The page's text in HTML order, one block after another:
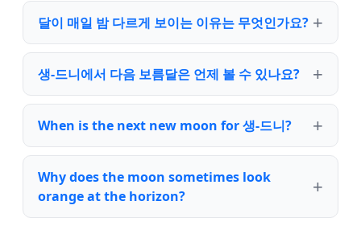
달이 매일 밤 다르게 보이는 이유는 무엇인가요?
생-드니에서 다음 보름달은 언제 볼 수 있나요?
When is the next new moon for 생-드니?
Why does the moon sometimes look
orange at the horizon?